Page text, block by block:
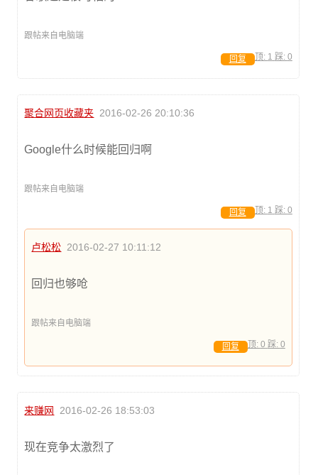
跟帖来自电脑端
顶: 1 踩: 0
回复
聚合网页收藏夹 2016-02-26 20:10:36
Google什么时候能回归啊
跟帖来自电脑端
顶: 1 踩: 0
回复
卢松松 2016-02-27 10:11:12
回归也够呛
跟帖来自电脑端
顶: 0 踩: 0
回复
来赚网 2016-02-26 18:53:03
现在竞争太激烈了